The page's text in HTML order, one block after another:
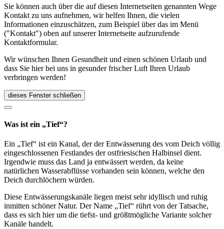
Sie können auch über die auf diesen Internetseiten genannten Wege
Kontakt zu uns aufnehmen, wir helfen Ihnen, die vielen
Informationen einzuschätzen, zum Beispiel über das im Menü
("Kontakt") oben auf unserer Internetseite aufzurufende
Kontaktformular.
Wir wünschen Ihnen Gesundheit und einen schönen Urlaub und
dass Sie hier bei uns in gesunder frischer Luft Ihren Urlaub
verbringen werden!
dieses Fenster schließen
Was ist ein „Tief“?
Ein „Tief“ ist ein Kanal, der der Entwässerung des vom Deich völlig
eingeschlossenen Festlandes der ostfriesischen Halbinsel dient.
Irgendwie muss das Land ja entwässert werden, da keine
natürlichen Wasserabflüsse vorhanden sein können, welche den
Deich durchlöchern würden.
Diese Entwässerungskanäle liegen meist sehr idyllisch und ruhig
inmitten schöner Natur. Der Name „Tief“ rührt von der Tatsache,
dass es sich hier um die tiefst- und größtmögliche Variante solcher
Kanäle handelt.